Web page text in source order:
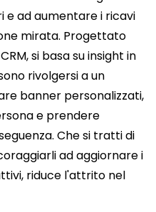
ad aumentare i ricavi
mirata. Progettato
si basa su insight in
rivolgersi a un
banner personalizzati,
e prendere
Che si tratti di
ad aggiornare i
riduce l'attrito nel